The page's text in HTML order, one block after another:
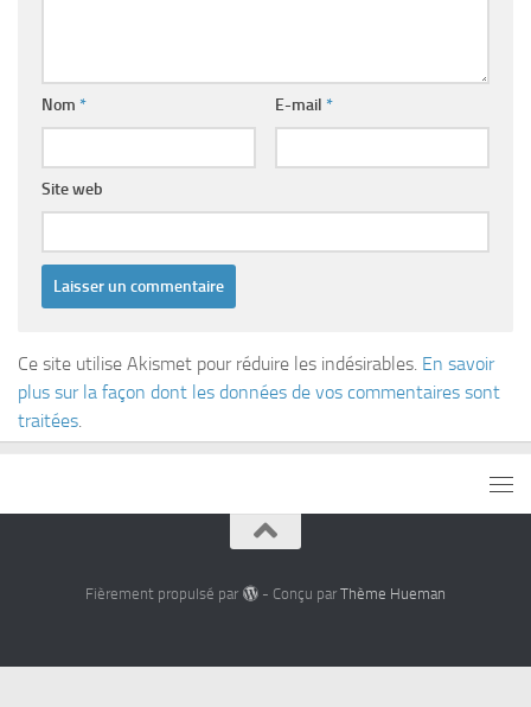
Nom * E-mail *
Site web
Ce site utilise Akismet pour réduire les indésirables. En savoir
plus sur la façon dont les données de vos commentaires sont
traitées.
Fièrement propulsé par - Conçu par Thème Hueman